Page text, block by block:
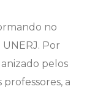
no
Por
pelos
a